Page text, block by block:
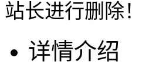
站长进行删除！
详情介绍